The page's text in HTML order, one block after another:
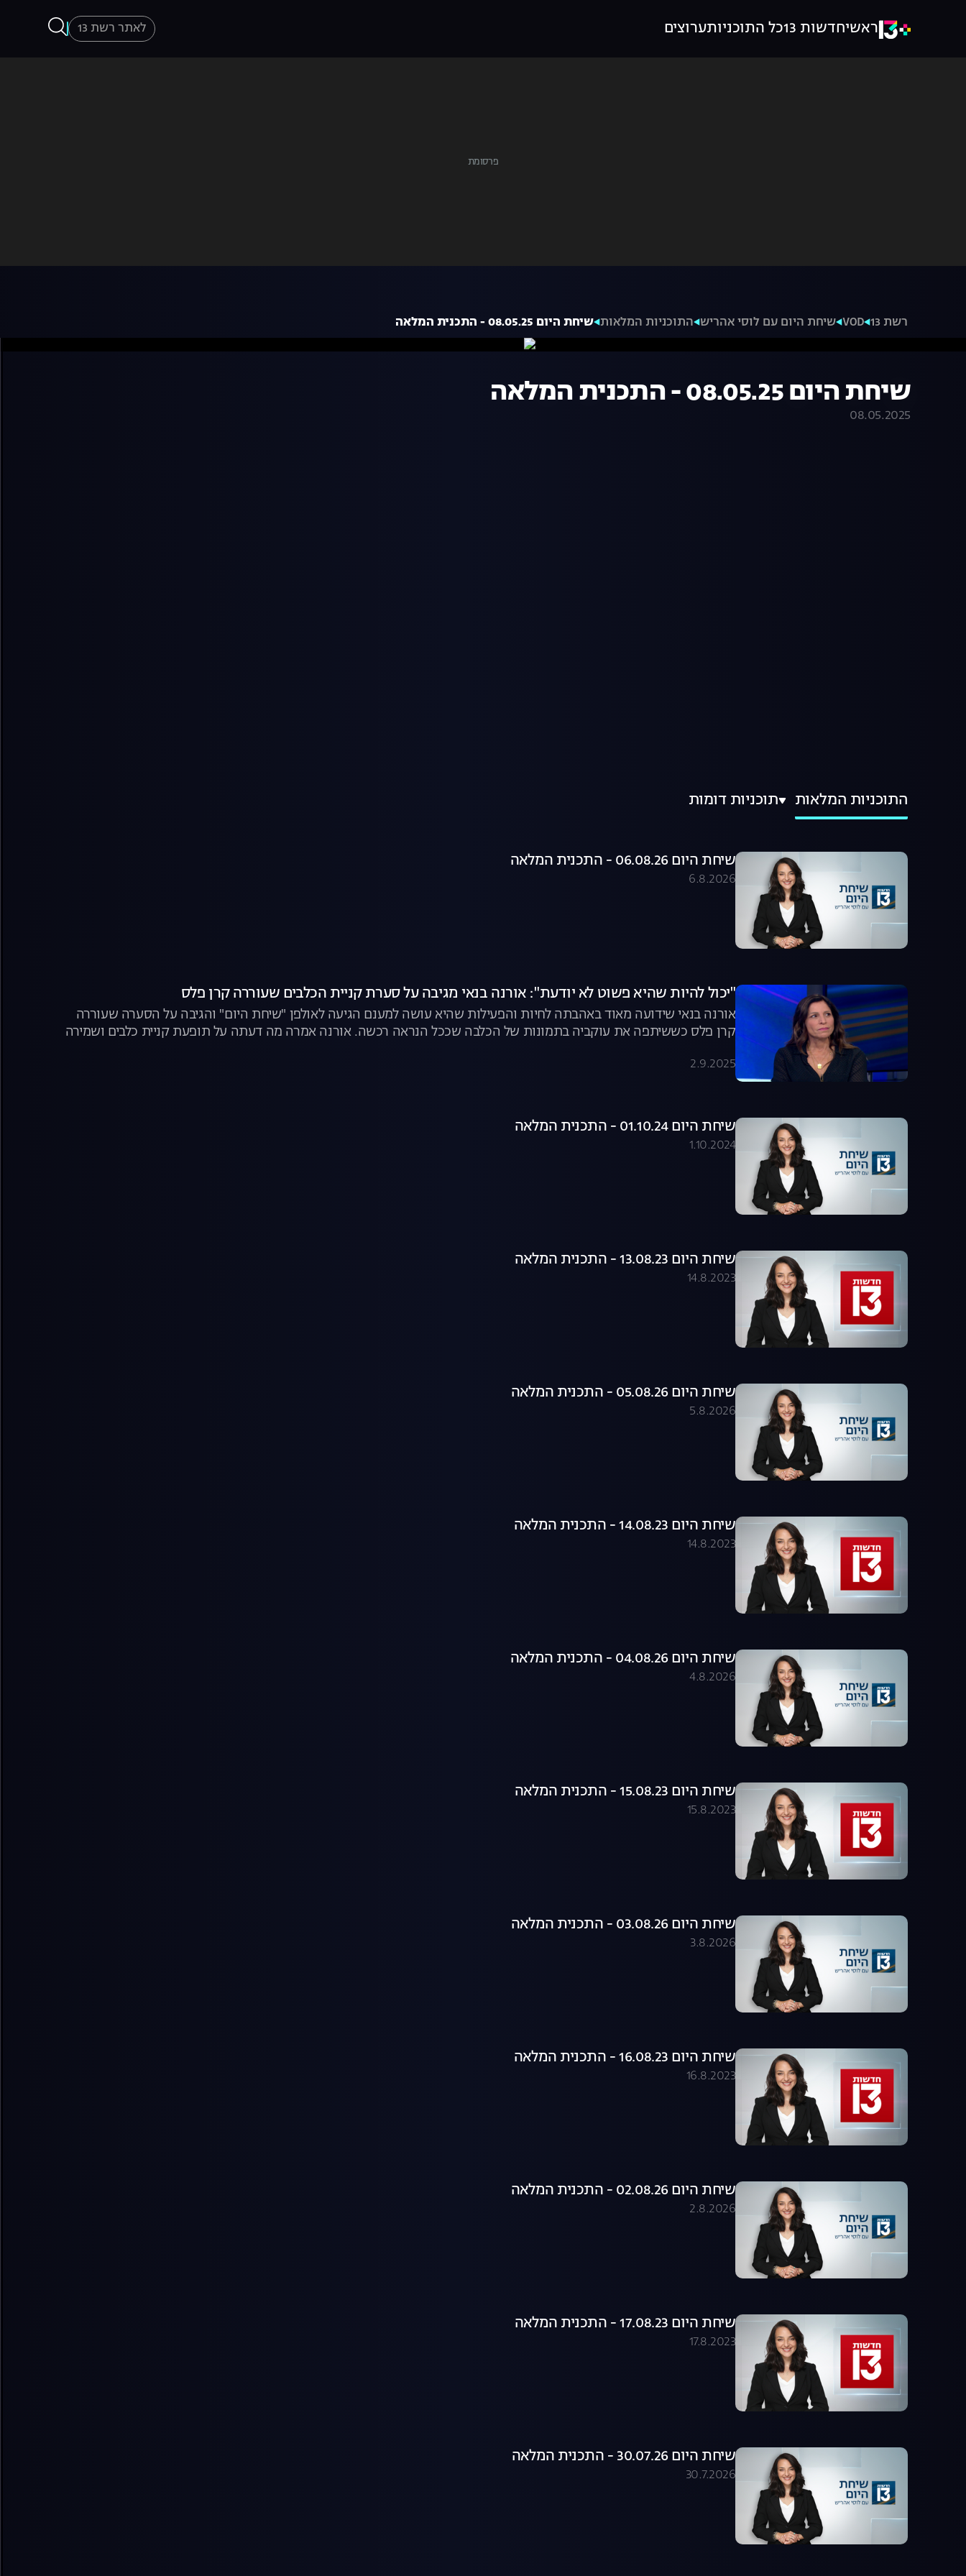
ראשיחדשות 13 כל התוכניותערוצים לאתר רשת 13
רשת 13 VOD שיחת היום עם לוסי אהריש התוכניות המלאות שיחת היום 08.05.25 - התכנית המלאה
שיחת היום 08.05.25 - התכנית המלאה
08.05.2025
התוכניות המלאות תוכניות דומות
שיחת היום 06.08.26 - התכנית המלאה
6.8.2026
"יכול להיות שהיא פשוט לא יודעת": אורנה בנאי מגיבה על סערת קניית הכלבים שעוררה קרן פלס
אורנה בנאי שידועה מאוד באהבתה לחיות והפעילות שהיא עושה למענם הגיעה לאולפן "שיחת היום" והגיבה על הסערה שעוררה
קרן פלס כששיתפה את עוקביה בתמונות של הכלבה שככל הנראה רכשה. אורנה אמרה מה דעתה על תופעת קניית כלבים ושמירה
במאבק להשבת החטופים. צפו בקטע המלא
2.9.2025
שיחת היום 01.10.24 - התכנית המלאה
1.10.2024
שיחת היום 13.08.23 - התכנית המלאה
14.8.2023
שיחת היום 05.08.26 - התכנית המלאה
5.8.2026
שיחת היום 14.08.23 - התכנית המלאה
14.8.2023
שיחת היום 04.08.26 - התכנית המלאה
4.8.2026
שיחת היום 15.08.23 - התכנית המלאה
15.8.2023
שיחת היום 03.08.26 - התכנית המלאה
3.8.2026
שיחת היום 16.08.23 - התכנית המלאה
16.8.2023
שיחת היום 02.08.26 - התכנית המלאה
2.8.2026
שיחת היום 17.08.23 - התכנית המלאה
17.8.2023
שיחת היום 30.07.26 - התכנית המלאה
30.7.2026